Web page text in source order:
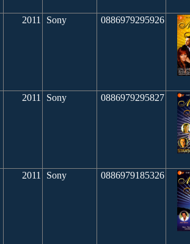
2011 Sony 0886979295926
2011 Sony 0886979295827
2011 Sony 0886979185326